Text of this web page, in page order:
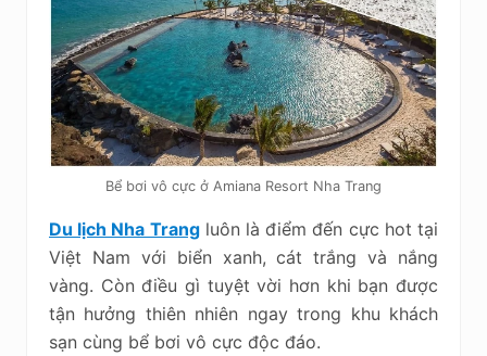
Bể bơi vô cực ở Amiana Resort Nha Trang
Du lịch Nha Trangluôn là điểm đến cực hot tại
Việt Nam với biển xanh, cát trắng và nắng
vàng. Còn điều gì tuyệt vời hơn khi bạn được
tận hưởng thiên nhiên ngay trong khu khách
sạn cùng bể bơi vô cực độc đáo.